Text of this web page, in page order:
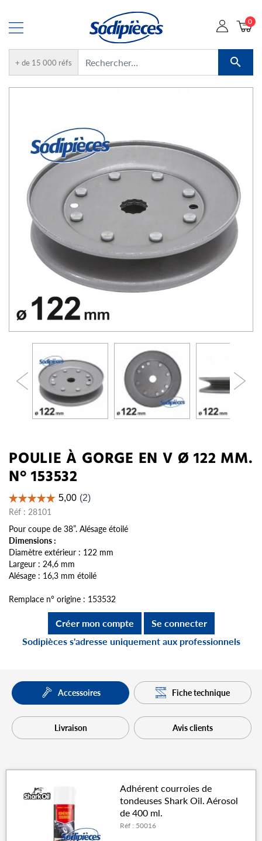
+ de 15 000 réfs 
0
POULIE À GORGE EN V Ø 122 MM.
N° 153532
Réf : 28101
Pour coupe de 38”. Alésage étoilé
Dimensions :
Diamètre extérieur : 122 mm
Largeur : 24,6 mm
Alésage : 16,3 mm étoilé
Remplace n° origine : 153532
Créer mon compte
Se connecter
Sodipièces s'adresse uniquement aux professionnels
Accessoires Fiche technique
Livraison Avis clients
Adhérent courroies de
tondeuses Shark Oil. Aérosol
de 400 ml.
Réf : 50016